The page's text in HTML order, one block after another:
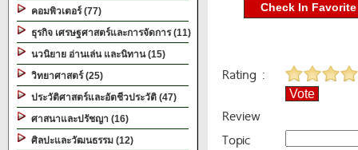
คอมพิวเตอร์ (77)
ธุรกิจ เศรษฐศาสตร์และการจัดการ (11)
นวนิยาย อ่านเล่น และนิทาน (15)
วิทยาศาสตร์ (25)
ประวัติศาสตร์และอัตชีวประวัติ (47)
ศาสนาและปรัชญา (16)
ศิลปะและวัฒนธรรม (12)
Check In Favorite
Rating :
Vote
Review
Topic